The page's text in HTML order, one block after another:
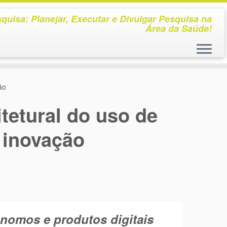
Planejar, Executar e Divulgar Pesquisa na
Área da Saúde!
do uso de
e produtos digitais